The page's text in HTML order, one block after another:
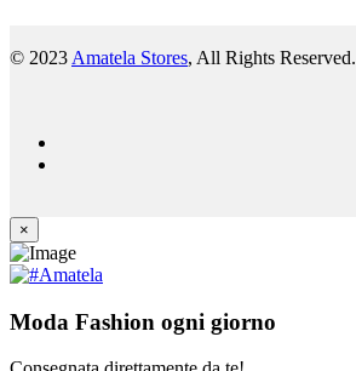
© 2023 Amatela Stores, All Rights Reserved.
×
Moda Fashion ogni giorno